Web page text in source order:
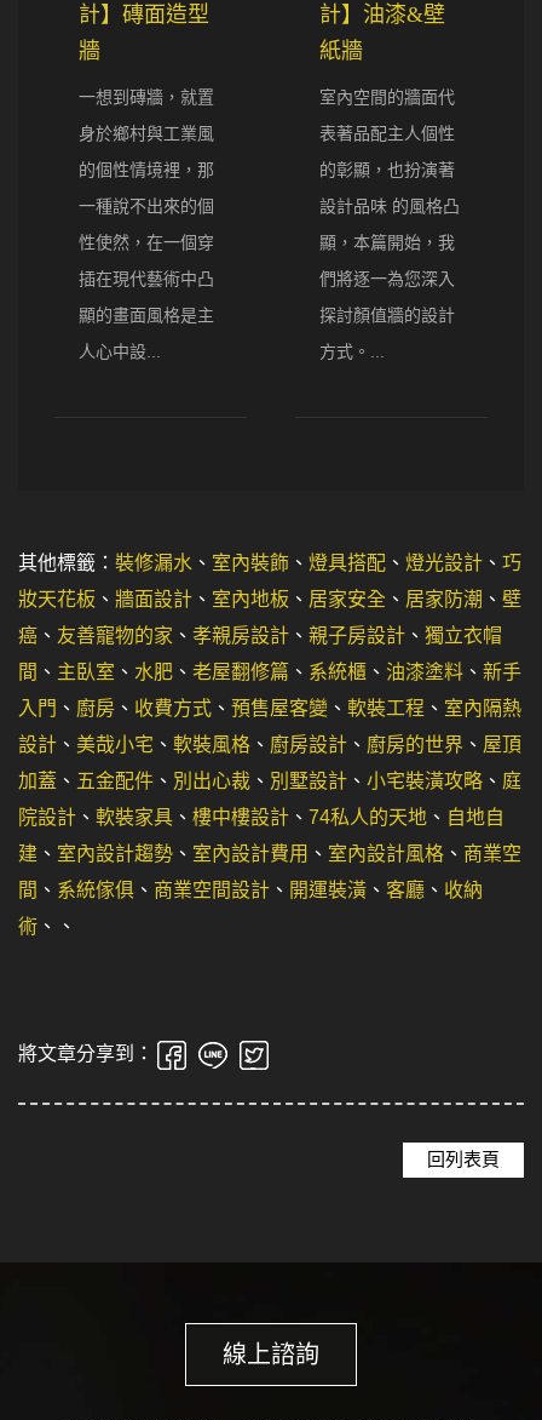
計】磚面造型
牆
一想到磚牆，就置
身於鄉村與工業風
的個性情境裡，那
一種說不出來的個
性使然，在一個穿
插在現代藝術中凸
顯的畫面風格是主
人心中設...
計】油漆&壁
紙牆
室內空間的牆面代
表著品配主人個性
的彰顯，也扮演著
設計品味 的風格凸
顯，本篇開始，我
們將逐一為您深入
探討顏值牆的設計
方式。...
其他標籤： 裝修漏水 、 室內裝飾 、 燈具搭配 、 燈光設計 、 巧
妝天花板 、 牆面設計 、 室內地板 、 居家安全 、 居家防潮 、 壁
癌 、 友善寵物的家 、 孝親房設計 、 親子房設計 、 獨立衣帽
間 、 主臥室 、 水肥 、 老屋翻修篇 、 系統櫃 、 油漆塗料 、 新手
入門 、 廚房 、 收費方式 、 預售屋客變 、 軟裝工程 、 室內隔熱
設計 、 美哉小宅 、 軟裝風格 、 廚房設計 、 廚房的世界 、 屋頂
加蓋 、 五金配件 、 別出心裁 、 別墅設計 、 小宅裝潢攻略 、 庭
院設計 、 軟裝家具 、 樓中樓設計 、 74私人的天地 、 自地自
建 、 室內設計趨勢 、 室內設計費用 、 室內設計風格 、 商業空
間 、 系統傢俱 、 商業空間設計 、 開運裝潢 、 客廳 、 收納
術 、 、
將文章分享到：
回列表頁
線上諮詢